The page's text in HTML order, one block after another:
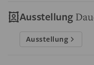
Ausstellung
Ausstellung